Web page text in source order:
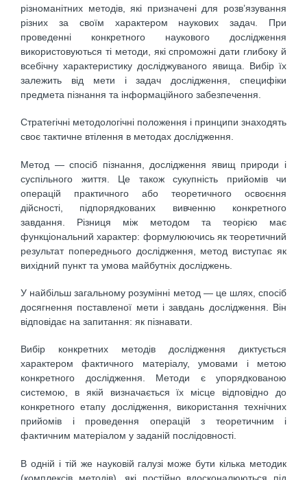
різноманітних методів, які призначені для розв’язування
різних за своїм характером наукових задач. При
проведенні конкретного наукового дослідження
використовуються ті методи, які спроможні дати глибоку й
всебічну характеристику досліджуваного явища. Вибір їх
залежить від мети і задач дослідження, специфіки
предмета пізнання та інформаційного забезпечення.
Стратегічні методологічні положення і принципи знаходять
своє тактичне втілення в методах дослідження.
Метод — спосіб пізнання, дослідження явищ природи і
суспільного життя. Це також сукупність прийомів чи
операцій практичного або теоретичного освоєння
дійсності, підпорядкованих вивченню конкретного
завдання. Різниця між методом та теорією має
функціональний характер: формулюючись як теоретичний
результат попереднього дослідження, метод виступає як
вихідний пункт та умова майбутніх досліджень.
У найбільш загальному розумінні метод — це шлях, спосіб
досягнення поставленої мети і завдань дослідження. Він
відповідає на запитання: як пізнавати.
Вибір конкретних методів дослідження диктується
характером фактичного матеріалу, умовами і метою
конкретного дослідження. Методи є упорядкованою
системою, в якій визначається їх місце відповідно до
конкретного етапу дослідження, використання технічних
прийомів і проведення операцій з теоретичним і
фактичним матеріалом у заданій послідовності.
В одній і тій же науковій галузі може бути кілька методик